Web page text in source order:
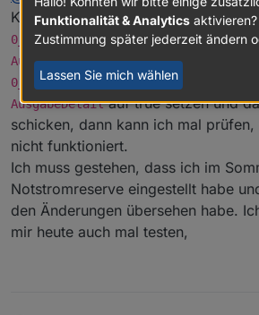
einer neuen ID gestartet. Hier
Notstromreserve erneut nicht
Somit gehe ich davon aus, dass
Script liegt.
Kannst du bitte mal
Ausgabeund
AusgabeDetailauf true setzen und
schicken, dann kann ich mal
nicht funktioniert.
Ich muss gestehen, dass ich im
Notstromreserve eingestellt habe
den Änderungen übersehen habe.
mir heute auch mal testen,
Funktionalität & Analytics
Zustimmung später jederzeit ändern
Lassen Sie mich wählen